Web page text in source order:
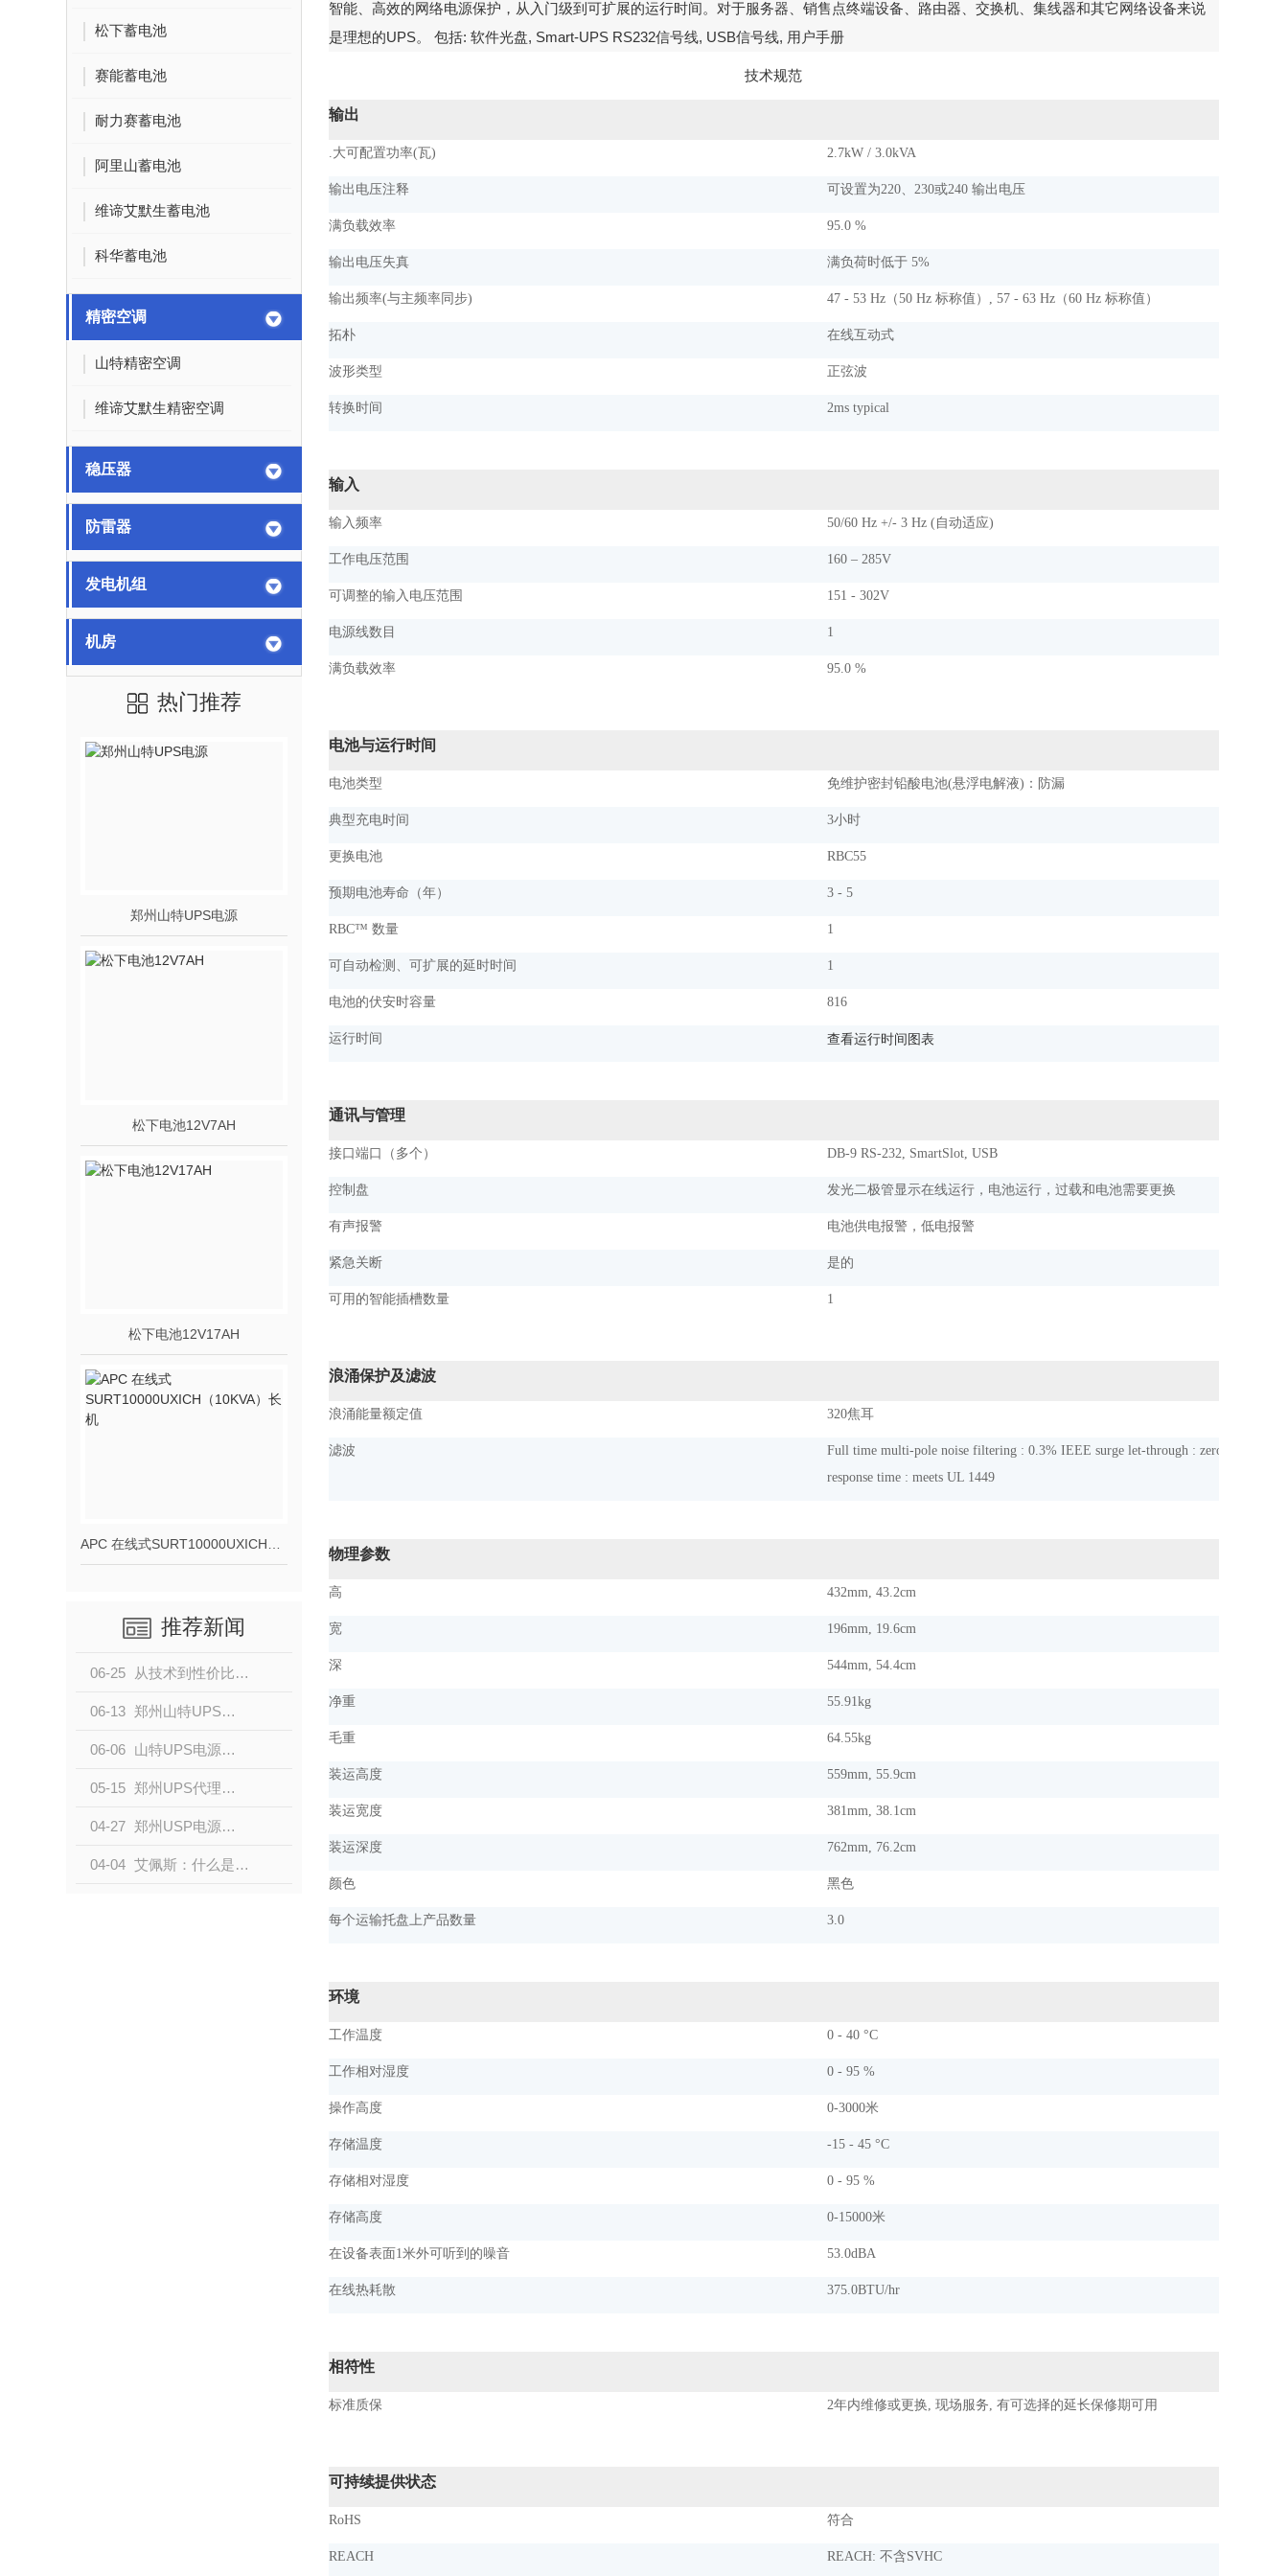
松下蓄电池
赛能蓄电池
耐力赛蓄电池
阿里山蓄电池
维谛艾默生蓄电池
科华蓄电池
精密空调
山特精密空调
维谛艾默生精密空调
稳压器
防雷器
发电机组
机房
热门推荐
郑州山特UPS电源
松下电池12V7AH
松下电池12V17AH
推荐新闻
06-25 从技术到性价比，山特UPS电源是.佳企业级备电方案
06-13 郑州山特UPS电源：国内安防市场口碑表现强劲
06-06 山特UPS电源系列-位置于行业高点
05-15 郑州UPS代理来说说不间断电源如何接线
04-27 郑州USP电源厂家来说一说UPS电源的作用
04-04 艾佩斯：什么是UPS电源
智能、高效的网络电源保护，从入门级到可扩展的运行时间。对于服务器、销售点终端设备、路由器、交换机、集线器和其它网络设备来说
是理想的UPS。 包括: 软件光盘, Smart-UPS RS232信号线, USB信号线, 用户手册
技术规范
输出
.大可配置功率(瓦) 2.7kW / 3.0kVA
输出电压注释 可设置为220、230或240 输出电压
满负载效率 95.0 %
输出电压失真 满负荷时低于 5%
输出频率(与主频率同步) 47 - 53 Hz（50 Hz 标称值）, 57 - 63 Hz（60 Hz 标称值）
拓朴 在线互动式
波形类型 正弦波
转换时间 2ms typical
输入
输入频率 50/60 Hz +/- 3 Hz (自动适应)
工作电压范围 160 – 285V
可调整的输入电压范围 151 - 302V
电源线数目 1
满负载效率 95.0 %
电池与运行时间
电池类型 免维护密封铅酸电池(悬浮电解液)：防漏
典型充电时间 3小时
更换电池 RBC55
预期电池寿命（年） 3 - 5
RBC™ 数量 1
可自动检测、可扩展的延时时间 1
电池的伏安时容量 816
运行时间 查看运行时间图表
通讯与管理
接口端口（多个） DB-9 RS-232, SmartSlot, USB
控制盘 发光二极管显示在线运行，电池运行，过载和电池需要更换
有声报警 电池供电报警，低电报警
紧急关断 是的
可用的智能插槽数量 1
浪涌保护及滤波
浪涌能量额定值 320焦耳
滤波
Full time multi-pole noise filtering : 0.3% IEEE surge let-through : zero clamping
response time : meets UL 1449
物理参数
高 432mm, 43.2cm
宽 196mm, 19.6cm
深 544mm, 54.4cm
净重 55.91kg
毛重 64.55kg
装运高度 559mm, 55.9cm
装运宽度 381mm, 38.1cm
装运深度 762mm, 76.2cm
颜色 黑色
每个运输托盘上产品数量 3.0
环境
工作温度 0 - 40 °C
工作相对湿度 0 - 95 %
操作高度 0-3000米
存储温度 -15 - 45 °C
存储相对湿度 0 - 95 %
存储高度 0-15000米
在设备表面1米外可听到的噪音 53.0dBA
在线热耗散 375.0BTU/hr
相符性
标准质保 2年内维修或更换, 现场服务, 有可选择的延长保修期可用
可持续提供状态
RoHS 符合
REACH REACH: 不含SVHC